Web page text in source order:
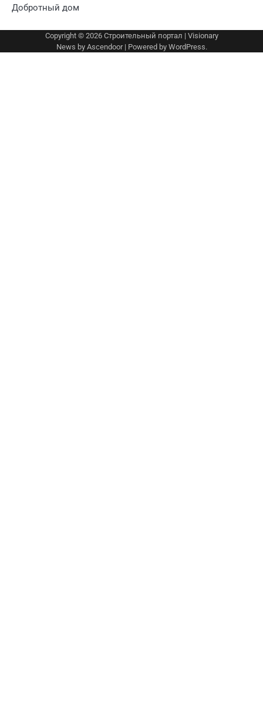
Добротный дом
Copyright © 2026 Строительный портал | Visionary
News by Ascendoor| Powered by WordPress.